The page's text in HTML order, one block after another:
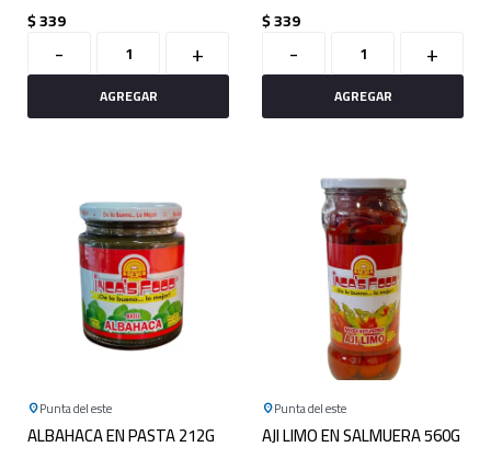
$339
- +
$339
- +
Punta del este
ALBAHACA EN PASTA 212G
Punta del este
AJI LIMO EN SALMUERA 560G